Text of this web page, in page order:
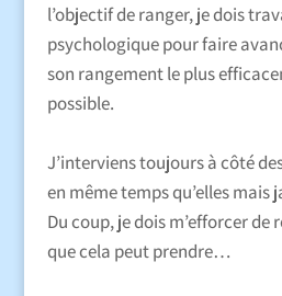
l’objectif de ranger, je dois
psychologique pour faire
son rangement le plus
possible.
J’interviens toujours à côté
en même temps qu’elles mais
Du coup, je dois m’efforcer de
que cela peut prendre…